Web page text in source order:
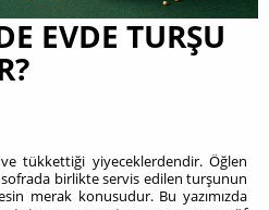
EVDE TURŞU
tükkettiği yiyeceklerdendir. Öğlen
birlikte servis edilen turşunun
merak konusudur. Bu yazımızda